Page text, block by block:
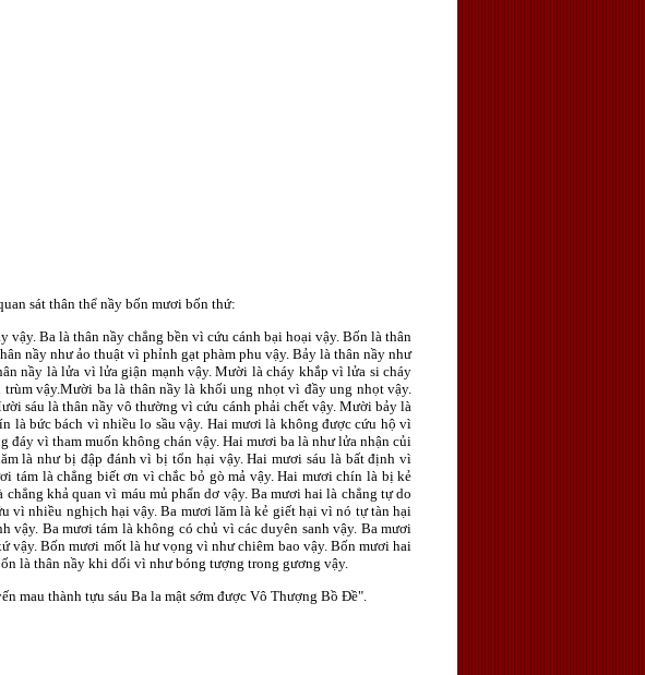
sát thân thể nầy bốn mươi bốn thứ:
Ba là thân nầy chẳng bền vì cứu cánh bại hoại vậy. Bốn là thân
nầy như ảo thuật vì phỉnh gạt phàm phu vậy. Bảy là thân nầy như
nầy là lửa vì lửa giận mạnh vậy. Mười là cháy khắp vì lửa si cháy
vậy.Mười ba là thân nầy là khối ung nhọt vì đầy ung nhọt vậy.
sáu là thân nầy vô thường vì cứu cánh phải chết vậy. Mười bảy là
là bức bách vì nhiều lo sầu vậy. Hai mươi là không được cứu hộ vì
vì tham muốn không chán vậy. Hai mươi ba là như lửa nhận củi
là như bị đập đánh vì bị tổn hại vậy. Hai mươi sáu là bất định vì
tám là chẳng biết ơn vì chắc bỏ gò mả vậy. Hai mươi chín là bị kẻ
khả quan vì máu mủ phẩn dơ vậy. Ba mươi hai là chẳng tự do
vì nhiều nghịch hại vậy. Ba mươi lăm là kẻ giết hại vì nó tự tàn hại
vậy. Ba mươi tám là không có chủ vì các duyên sanh vậy. Ba mươi
Bốn mươi mốt là hư vọng vì như chiêm bao vậy. Bốn mươi hai
là thân nầy khi dối vì như bóng tượng trong gương vậy.
mau thành tựu sáu Ba la mật sớm được Vô Thượng Bồ Ðề".